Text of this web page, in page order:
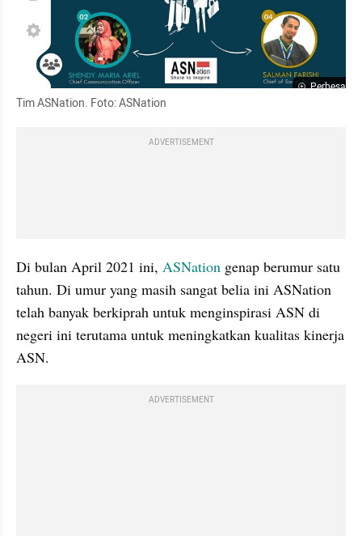
Perbesar
Tim ASNation. Foto: ASNation
ADVERTISEMENT
Di bulan April 2021 ini, ASNation genap berumur satu
tahun. Di umur yang masih sangat belia ini ASNation
telah banyak berkiprah untuk menginspirasi ASN di
negeri ini terutama untuk meningkatkan kualitas kinerja
ASN.
ADVERTISEMENT